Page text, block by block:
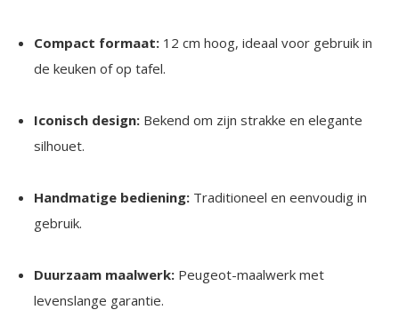
Compact formaat: 12 cm hoog, ideaal voor gebruik in
de keuken of op tafel.
Iconisch design: Bekend om zijn strakke en elegante
silhouet.
Handmatige bediening: Traditioneel en eenvoudig in
gebruik.
Duurzaam maalwerk: Peugeot-maalwerk met
levenslange garantie.